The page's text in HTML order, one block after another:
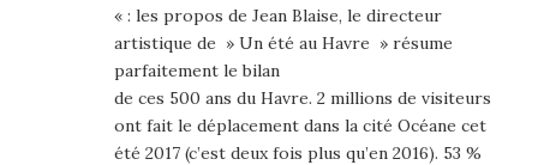
« : les propos de Jean Blaise, le directeur
artistique de » Un été au Havre » résume
parfaitement le bilan
de ces 500 ans du Havre. 2 millions de visiteurs
ont fait le déplacement dans la cité Océane cet
été 2017 (c’est deux fois plus qu’en 2016). 53 %